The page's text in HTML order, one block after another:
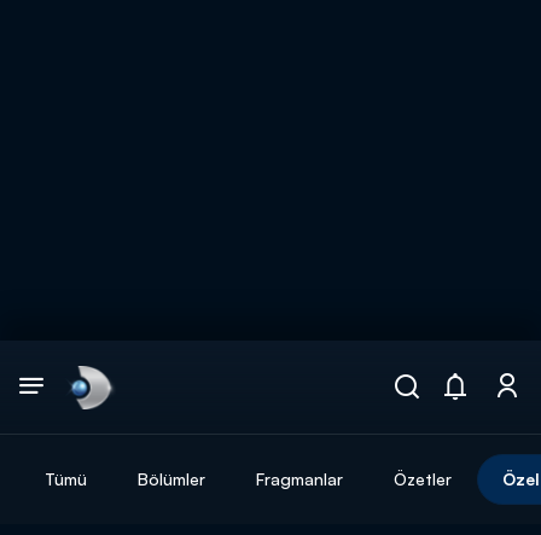
Tümü Bölümler Fragmanlar Özetler